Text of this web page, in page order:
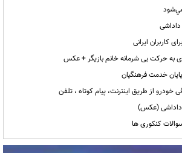
داداشی
به حرکت بی شرمانه خانم بازیگر + عکس
خودرو از طریق اینترنت، پیام کوتاه ، تلفن
داداشی (عکس)
کنکوری ها